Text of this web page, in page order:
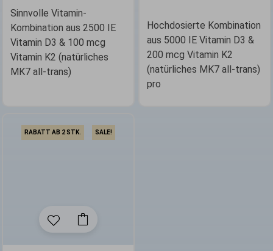
Sinnvolle Vitamin-
Kombination aus 2500 IE
Vitamin D3 & 100 mcg
Vitamin K2 (natürliches
MK7 all-trans)
Hochdosierte Kombination
aus 5000 IE Vitamin D3 &
200 mcg Vitamin K2
(natürliches MK7 all-trans)
pro
RABATT AB 2 STK. SALE!